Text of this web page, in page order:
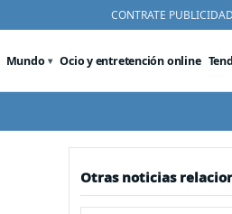
CONTRATE PUBLICIDAD
Mundo Ocio y entretención online
Otras noticias